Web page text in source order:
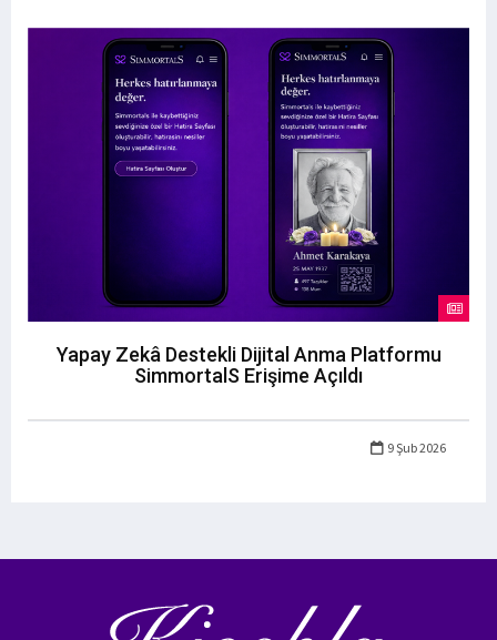
Yapay Zekâ Destekli Dijital Anma Platformu
SimmortalS Erişime Açıldı
9 Şub 2026